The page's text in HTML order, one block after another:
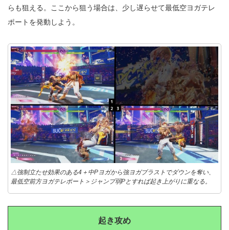
らも狙える。ここから狙う場合は、少し遅らせて最低空ヨガテレ
ポートを発動しよう。
△強制立たせ効果のある4＋中Pヨガから強ヨガブラストでダウンを奪い、
最低空前方ヨガテレポート＞ジャンプ弱Pとすれば起き上がりに重なる。
起き攻め